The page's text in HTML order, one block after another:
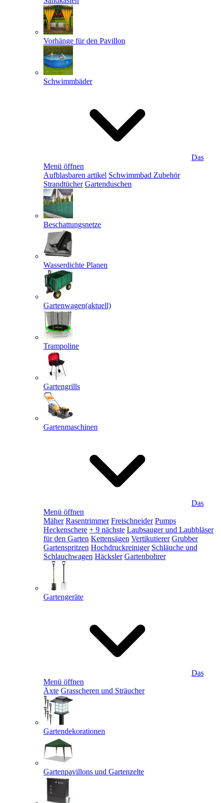
Vorhänge für den Pavillon
Schwimmbäder
Das
Menü öffnen
Aufblasbaren artikel Schwimmbad Zubehör
Strandtücher Gartenduschen
Beschattungsnetze
Wasserdichte Planen
Gartenwagen(aktuell)
Trampoline
Gartengrills
Gartenmaschinen
Das
Menü öffnen
Mäher Rasentrimmer Freischneider Pumps
Heckenschere + 9 nächste Laubsauger und Laubbläser
für den Garten Kettensägen Vertikutierer Grubber
Gartenspritzen Hochdruckreiniger Schläuche und
Schlauchwagen Häcksler Gartenbohrer
Gartengeräte
Das
Menü öffnen
Äxte Grasscheren und Sträucher
Gartendekorationen
Gartenpavillons und Gartenzelte